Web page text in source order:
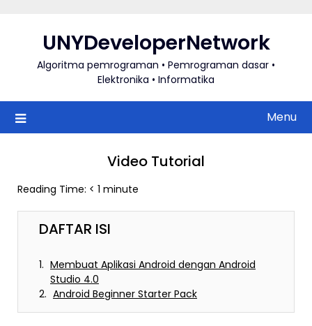
UNYDeveloperNetwork
Algoritma pemrograman • Pemrograman dasar •
Elektronika • Informatika
Menu
Video Tutorial
Reading Time: < 1 minute
DAFTAR ISI
Membuat Aplikasi Android dengan Android
Studio 4.0
Android Beginner Starter Pack